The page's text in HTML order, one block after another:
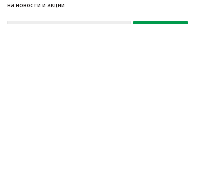
на новости и акции